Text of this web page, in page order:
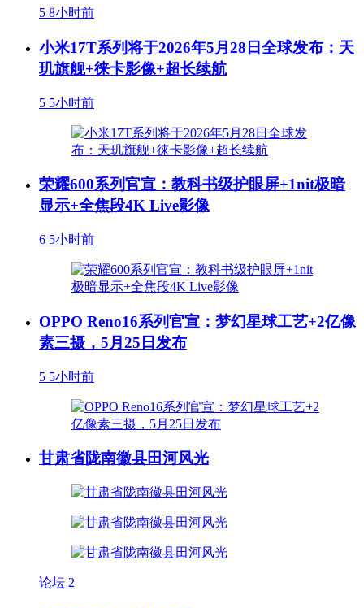
5 8小时前
小米17T系列将于2026年5月28日全球发布：天
玑旗舰+徕卡影像+超长续航
5 5小时前
荣耀600系列官宣：教科书级护眼屏+1nit极暗
显示+全焦段4K Live影像
6 5小时前
OPPO Reno16系列官宣：梦幻星球工艺+2亿像
素三摄，5月25日发布
5 5小时前
甘肃省陇南徽县田河风光
论坛 2